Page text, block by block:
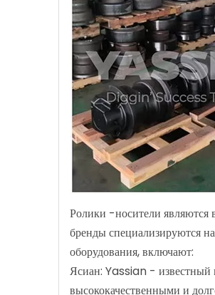
Ролики -носители являются
бренды специализируются
оборудования, включают:
Ясиан: Yassian - известный
высококачественными и